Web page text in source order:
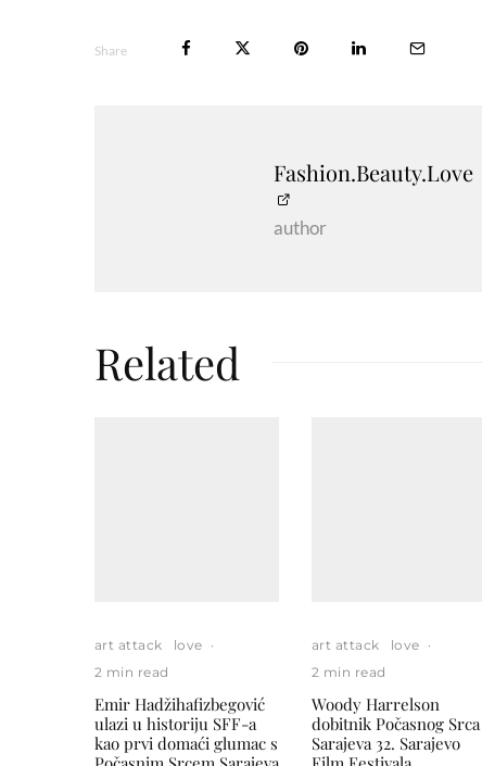
Share
Fashion.Beauty.Love
author
Related
art attack love ·
2 min read
Emir Hadžihafizbegović
ulazi u historiju SFF-a
kao prvi domaći glumac s
art attack love ·
2 min read
Woody Harrelson
dobitnik Počasnog Srca
Sarajeva 32. Sarajevo